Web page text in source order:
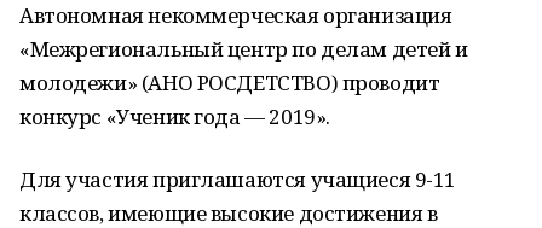
Автономная некоммерческая организация
«Межрегиональный центр по делам детей и
молодежи» (АНО РОСДЕТСТВО) проводит
конкурс «Ученик года — 2019».
Для участия приглашаются учащиеся 9-11
классов, имеющие высокие достижения в